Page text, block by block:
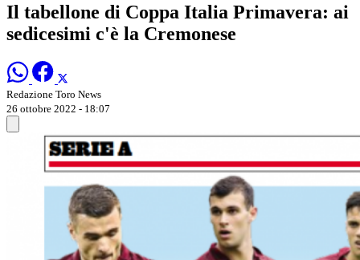
Il tabellone di Coppa Italia Primavera: ai
sedicesimi c'è la Cremonese
Redazione Toro News
26 ottobre 2022 - 18:07